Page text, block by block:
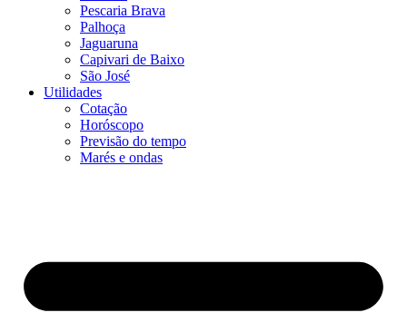
Pescaria Brava
Palhoça
Jaguaruna
Capivari de Baixo
São José
Utilidades
Cotação
Horóscopo
Previsão do tempo
Marés e ondas